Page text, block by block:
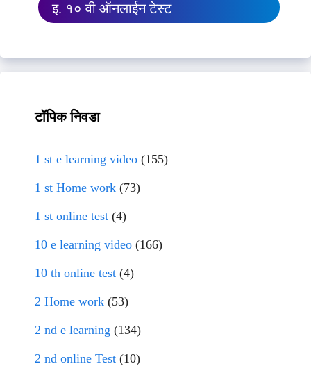
इ. १० वी ऑनलाईन टेस्ट
टॉपिक निवडा
1 st e learning video (155)
1 st Home work (73)
1 st online test (4)
10 e learning video (166)
10 th online test (4)
2 Home work (53)
2 nd e learning (134)
2 nd online Test (10)